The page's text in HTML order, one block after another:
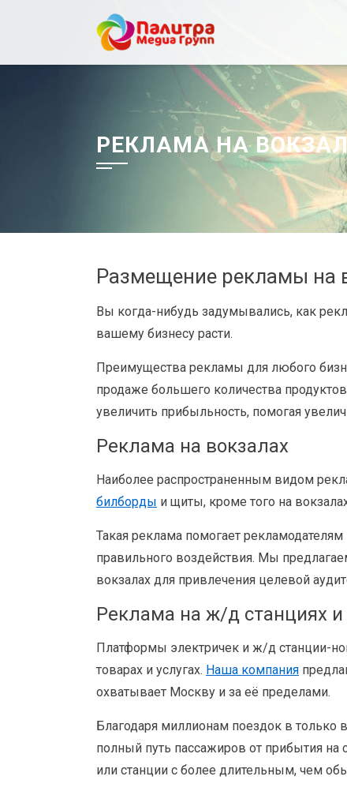
РЕКЛАМА НА
Размещение рекламы на
Вы когда-нибудь задумывались, как
вашему бизнесу расти.
Преимущества рекламы для любого
продаже большего количества
увеличить прибыльность, помогая
Реклама на вокзалах
Наиболее распространенным видом
билборды и щиты, кроме того на
Такая реклама помогает
правильного воздействия. Мы
вокзалах для привлечения целевой
Реклама на ж/д станциях
Платформы электричек и ж/д станции-
товарах и услугах. Наша компания
охватывает Москву и за её пределами.
Благодаря миллионам поездок в
полный путь пассажиров от прибытия
или станции с более длительным, чем